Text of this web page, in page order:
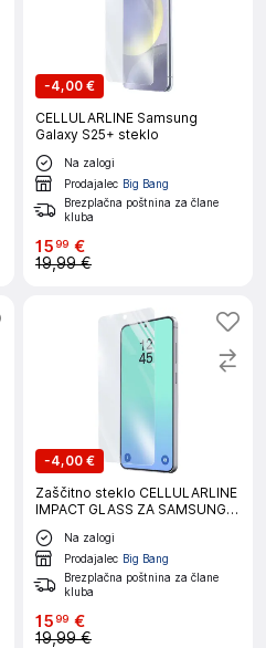
-4,00 €
CELLULARLINE Samsung
Galaxy S25+ steklo
Na zalogi
Prodajalec Big Bang
Brezplačna poštnina za člane
kluba
1599 €
19,99 €
-4,00 €
Zaščitno steklo CELLULARLINE
IMPACT GLASS ZA SAMSUNG
GALAXY S26
Na zalogi
Prodajalec Big Bang
Brezplačna poštnina za člane
kluba
1599 €
19,99 €